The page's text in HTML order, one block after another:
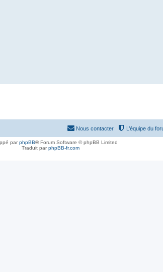
L’équipe du
Nous contacter
parphpBB® Forum Software © phpBB Limited
Traduit parphpBB-fr.com